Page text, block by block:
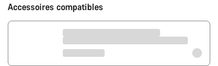
Accessoires compatibles